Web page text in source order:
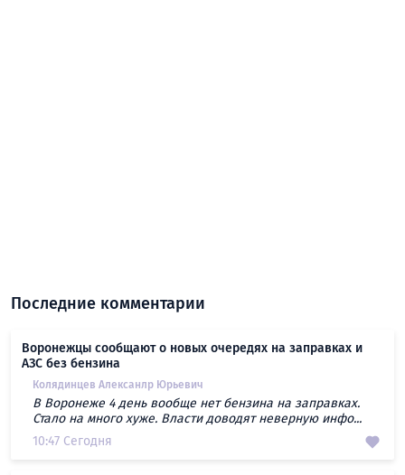
Последние комментарии
Воронежцы сообщают о новых очередях на заправках и
АЗС без бензина
Колядинцев Алексанлр Юрьевич
В Воронеже 4 день вообще нет бензина на заправках.
Стало на много хуже. Власти доводят неверную инфо...
10:47 Сегодня